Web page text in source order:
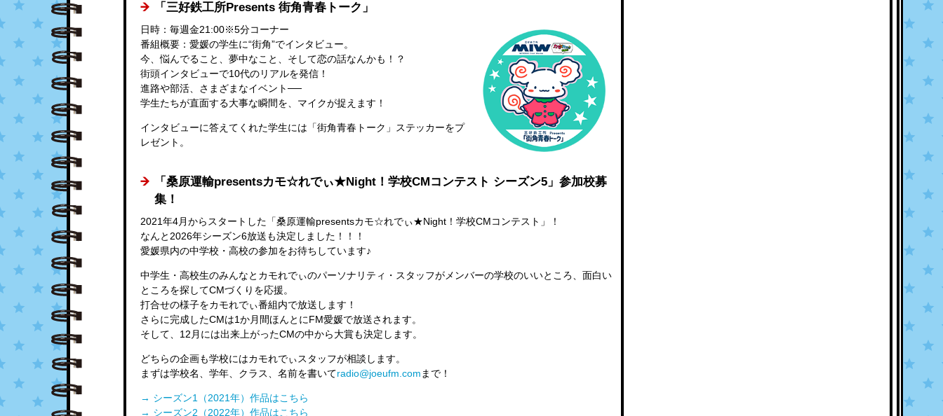
「三好鉄工所Presents 街角青春トーク」
日時：毎週金21:00※5分コーナー
番組概要：愛媛の学生に“街角”でインタビュー。
今、悩んでること、夢中なこと、そして恋の話なんかも！？
街頭インタビューで10代のリアルを発信！
進路や部活、さまざまなイベント──
学生たちが直面する大事な瞬間を、マイクが捉えます！
インタビューに答えてくれた学生には「街角青春トーク」ステッカーをプ
レゼント。
「桑原運輸presentsカモ☆れでぃ★Night！学校CMコンテスト シーズン5」参加校募
集！
2021年4月からスタートした「桑原運輸presentsカモ☆れでぃ★Night！学校CMコンテスト」！
なんと2026年シーズン6放送も決定しました！！！
愛媛県内の中学校・高校の参加をお待ちしています♪
中学生・高校生のみんなとカモれでぃのパーソナリティ・スタッフがメンバーの学校のいいところ、面白い
ところを探してCMづくりを応援。
打合せの様子をカモれでぃ番組内で放送します！
さらに完成したCMは1か月間ほんとにFM愛媛で放送されます。
そして、12月には出来上がったCMの中から大賞も決定します。
どちらの企画も学校にはカモれでぃスタッフが相談します。
まずは学校名、学年、クラス、名前を書いてradio@joeufm.com まで！
→ シーズン1（2021年）作品はこちら
→ シーズン2（2022年）作品はこちら